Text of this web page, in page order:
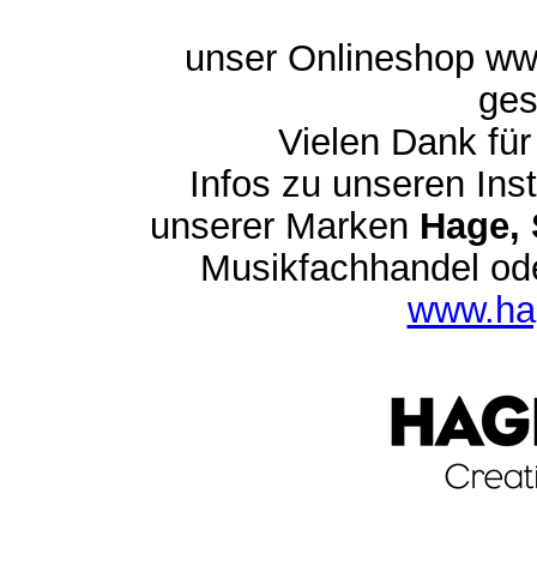
unser Onlineshop
Vielen Dank
Infos zu unseren
unserer Marken Hage,
Musikfachhandel